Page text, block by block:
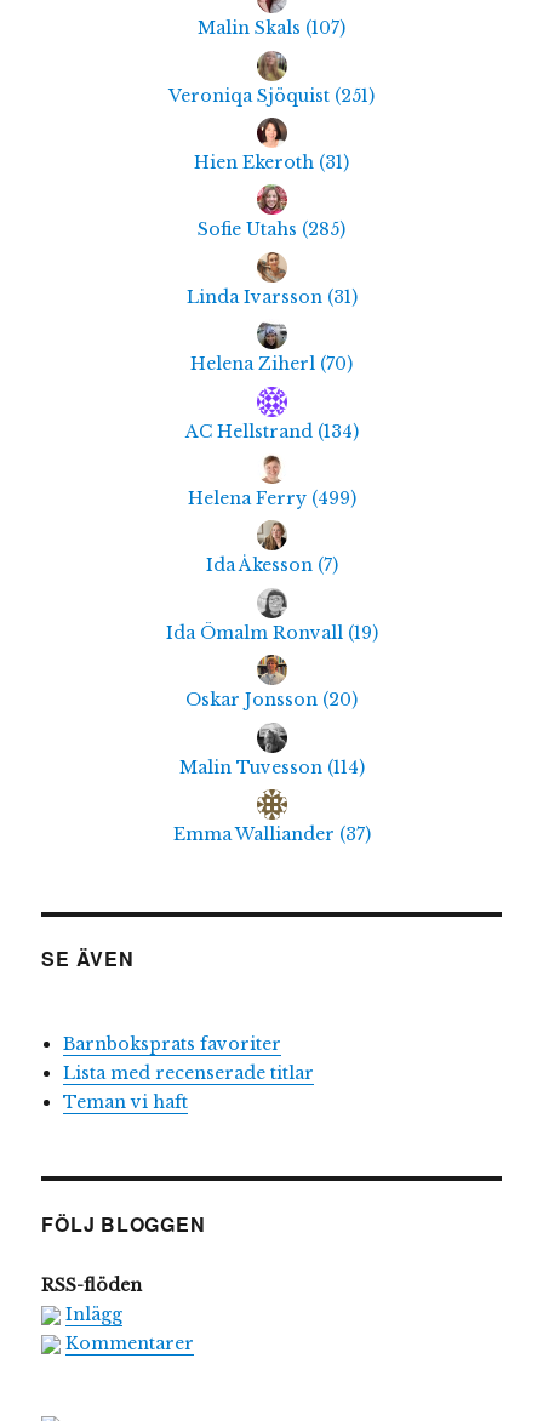
Malin Skals (107)
Veroniqa Sjöquist (251)
Hien Ekeroth (31)
Sofie Utahs (285)
Linda Ivarsson (31)
Helena Ziherl (70)
AC Hellstrand (134)
Helena Ferry (499)
Ida Åkesson (7)
Ida Ömalm Ronvall (19)
Oskar Jonsson (20)
Malin Tuvesson (114)
Emma Walliander (37)
SE ÄVEN
Barnboksprats favoriter
Lista med recenserade titlar
Teman vi haft
FÖLJ BLOGGEN
RSS-flöden
Inlägg
Kommentarer